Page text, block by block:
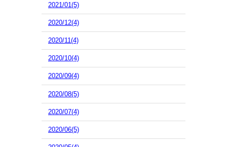
2021/01(5)
2020/12(4)
2020/11(4)
2020/10(4)
2020/09(4)
2020/08(5)
2020/07(4)
2020/06(5)